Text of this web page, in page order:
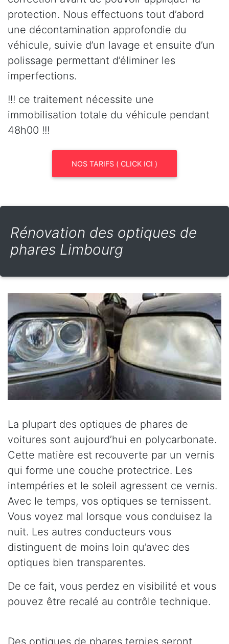
protection. Nous effectuons tout d’abord
une décontamination approfondie du
véhicule, suivie d’un lavage et ensuite d’un
polissage permettant d’éliminer les
imperfections.
!!! ce traitement nécessite une
immobilisation totale du véhicule pendant
48h00 !!!
NOS TARIFS ( CLICK ICI )
Rénovation des optiques de
phares Limbourg
La plupart des optiques de phares de
voitures sont aujourd’hui en polycarbonate.
Cette matière est recouverte par un vernis
qui forme une couche protectrice. Les
intempéries et le soleil agressent ce vernis.
Avec le temps, vos optiques se ternissent.
Vous voyez mal lorsque vous conduisez la
nuit. Les autres conducteurs vous
distinguent de moins loin qu’avec des
optiques bien transparentes.
De ce fait, vous perdez en visibilité et vous
pouvez être recalé au contrôle technique.